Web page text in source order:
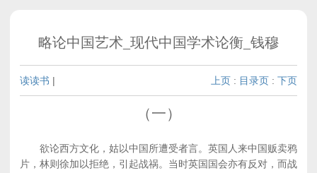
略论中国艺术_现代中国学术论衡_钱穆
读读书 | 上页 : 目录页 : 下页
（一）
欲论西方文化，姑以中国所遭受者言。英国人来中国贩卖鸦
片，林则徐加以拒绝，引起战祸。当时英国国会亦有反对，而战